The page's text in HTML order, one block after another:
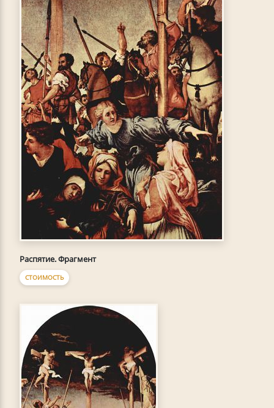
Распятие. Фрагмент
СТОИМОСТЬ